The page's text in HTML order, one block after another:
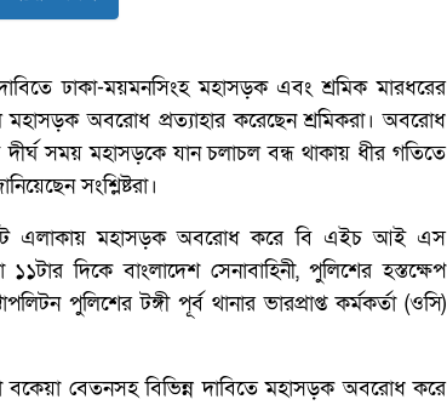
ঢাকা-ময়মনসিংহ মহাসড়ক এবং শ্রমিক মারধরের
মহাসড়ক অবরোধ প্রত্যাহার করেছেন শ্রমিকরা। অবরোধ
সময় মহাসড়কে যান চলাচল বন্ধ থাকায় ধীর গতিতে
সংশ্লিষ্টরা।
এলাকায় মহাসড়ক অবরোধ করে বি এইচ আই এস
দিকে বাংলাদেশ সেনাবাহিনী, পুলিশের হস্তক্ষেপ
পুলিশের টঙ্গী পূর্ব থানার ভারপ্রাপ্ত কর্মকর্তা (ওসি)
বকেয়া বেতনসহ বিভিন্ন দাবিতে মহাসড়ক অবরোধ করে